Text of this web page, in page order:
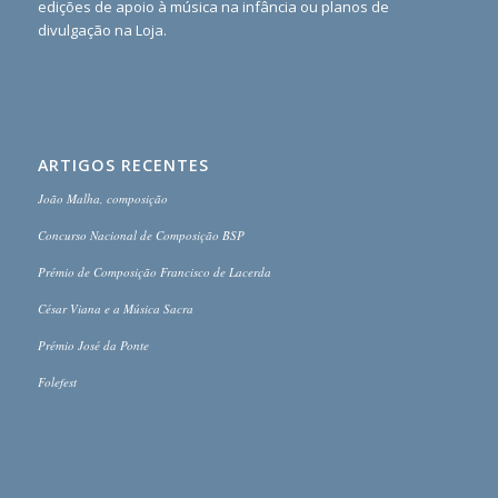
edições de apoio à música na infância ou planos de
divulgação na Loja.
ARTIGOS RECENTES
João Malha, composição
Concurso Nacional de Composição BSP
Prémio de Composição Francisco de Lacerda
César Viana e a Música Sacra
Prémio José da Ponte
Folefest